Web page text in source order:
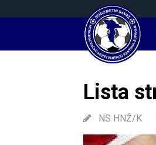
Lista
NS HNŽ/K